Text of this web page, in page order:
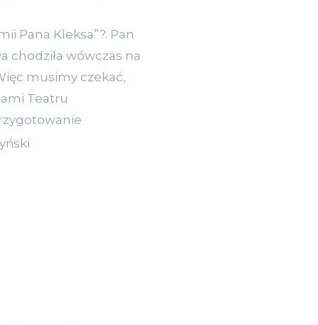
Pana Kleksa”?. Pan
chodziła wówczas na
musimy czekać,
Teatru